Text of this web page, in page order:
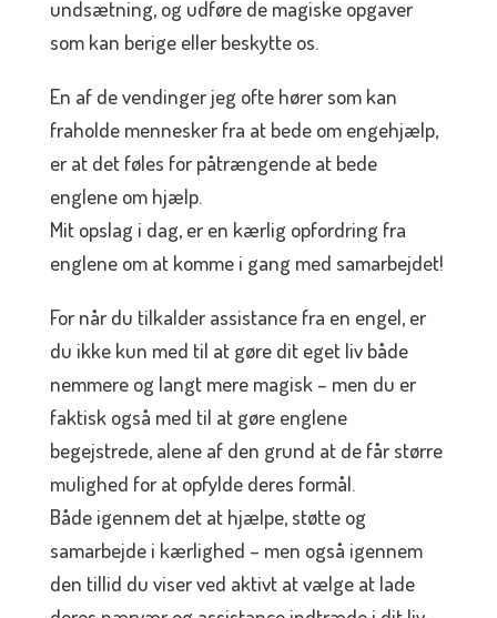
undsætning, og udføre de magiske opgaver
som kan berige eller beskytte os.
En af de vendinger jeg ofte hører som kan
fraholde mennesker fra at bede om engehjælp,
er at det føles for påtrængende at bede
englene om hjælp.
Mit opslag i dag, er en kærlig opfordring fra
englene om at komme i gang med samarbejdet!
For når du tilkalder assistance fra en engel, er
du ikke kun med til at gøre dit eget liv både
nemmere og langt mere magisk – men du er
faktisk også med til at gøre englene
begejstrede, alene af den grund at de får større
mulighed for at opfylde deres formål.
Både igennem det at hjælpe, støtte og
samarbejde i kærlighed – men også igennem
den tillid du viser ved aktivt at vælge at lade